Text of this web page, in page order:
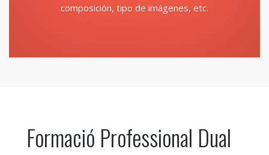
composición, tipo de imágenes, etc.
Formació Professional Dual